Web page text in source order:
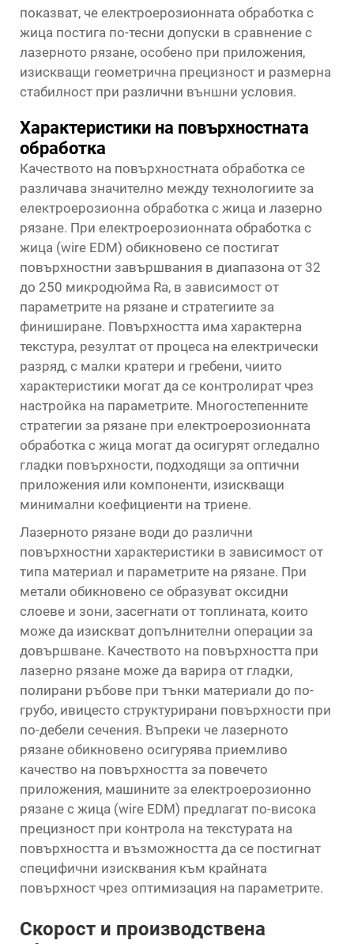
показват, че електроерозионната обработка с
жица постига по-тесни допуски в сравнение с
лазерното рязане, особено при приложения,
изискващи геометрична прецизност и размерна
стабилност при различни външни условия.
Характеристики на повърхностната
обработка
Качеството на повърхностната обработка се
различава значително между технологиите за
електроерозионна обработка с жица и лазерно
рязане. При електроерозионната обработка с
жица (wire EDM) обикновено се постигат
повърхностни завършвания в диапазона от 32
до 250 микродюйма Ra, в зависимост от
параметрите на рязане и стратегиите за
финиширане. Повърхността има характерна
текстура, резултат от процеса на електрически
разряд, с малки кратери и гребени, чиито
характеристики могат да се контролират чрез
настройка на параметрите. Многостепенните
стратегии за рязане при електроерозионната
обработка с жица могат да осигурят огледално
гладки повърхности, подходящи за оптични
приложения или компоненти, изискващи
минимални коефициенти на триене.
Лазерното рязане води до различни
повърхностни характеристики в зависимост от
типа материал и параметрите на рязане. При
метали обикновено се образуват оксидни
слоеве и зони, засегнати от топлината, които
може да изискват допълнителни операции за
довършване. Качеството на повърхността при
лазерно рязане може да варира от гладки,
полирани ръбове при тънки материали до по-
грубо, ивицесто структурирани повърхности при
по-дебели сечения. Въпреки че лазерното
рязане обикновено осигурява приемливо
качество на повърхността за повечето
приложения, машините за електроерозионно
рязане с жица (wire EDM) предлагат по-висока
прецизност при контрола на текстурата на
повърхността и възможността да се постигнат
специфични изисквания към крайната
повърхност чрез оптимизация на параметрите.
Скорост и производствена